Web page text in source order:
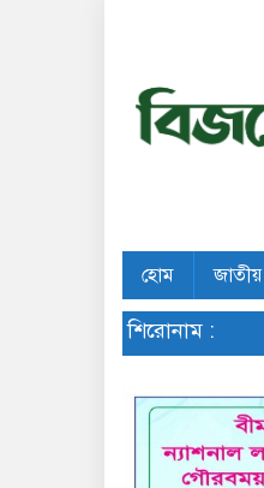
হোম জাতীয়
শিরোনাম :